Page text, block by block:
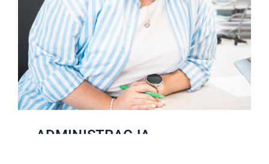
ADMINISTRACJA